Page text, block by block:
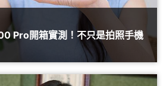
Pro開箱實測！不只是拍照手機